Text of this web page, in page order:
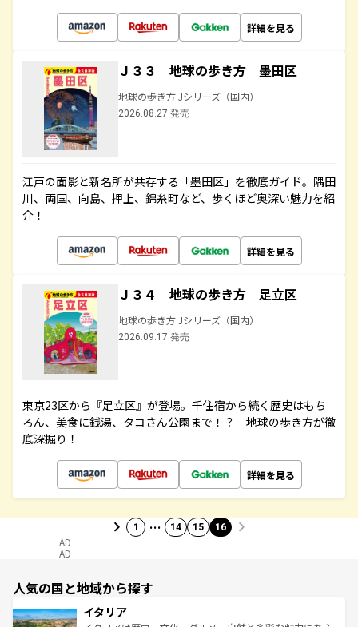
詳細を見る
Ｊ３３ 地球の歩き方 墨田区
地球の歩き方 Jシリーズ（国内）
2026.08.27 発売
江戸の面影と新名所が共存する「墨田区」を徹底ガイド。隅田
川、両国、向島、押上、錦糸町など、歩くほど奥深い魅力を紹
介！
詳細を見る
Ｊ３４ 地球の歩き方 足立区
地球の歩き方 Jシリーズ（国内）
2026.09.17 発売
東京23区から『足立区』が登場。千住宿から続く歴史はもち
ろん、美食に銭湯、タコさん公園まで！？ 地球の歩き方が徹
底深掘り！
詳細を見る
1 … 14 15 16
AD
AD
人気の国と地域から探す
イタリア